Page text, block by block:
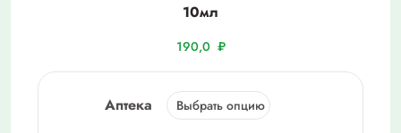
10мл
190,0 ₽
Аптека